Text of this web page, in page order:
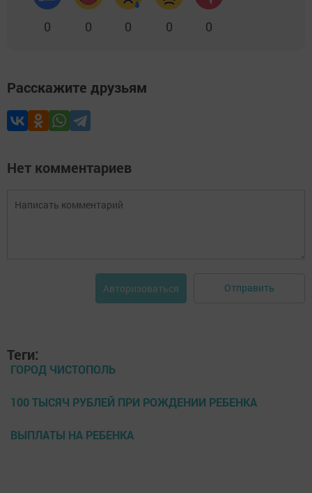
0 0 0 0 0
Расскажите друзьям
Нет комментариев
Авторизоваться Отправить
Теги:
ГОРОД ЧИСТОПОЛЬ
100 ТЫСЯЧ РУБЛЕЙ ПРИ РОЖДЕНИИ РЕБЕНКА
ВЫПЛАТЫ НА РЕБЕНКА